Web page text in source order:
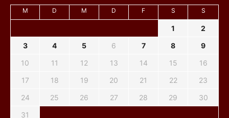
M D M D F S S
1
2
3
4 5 6 7 8
9
10
11 12 13 14 15
16
17
18 19 20 21 22
23
24
25 26 27 28 29
30
31